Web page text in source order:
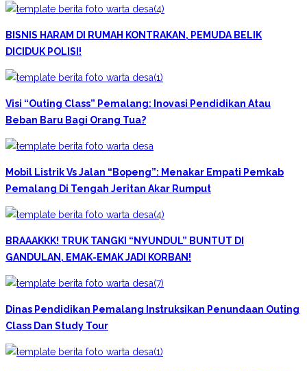
BISNIS HARAM DI RUMAH KONTRAKAN, PEMUDA BELIK
DICIDUK POLISI!
Visi “Outing Class” Pemalang: Inovasi Pendidikan Atau
Beban Baru Bagi Orang Tua?
Mobil Listrik Vs Jalan “Bopeng”: Menakar Empati Pemkab
Pemalang Di Tengah Jeritan Akar Rumput
BRAAAKKK! TRUK TANGKI “NYUNDUL” BUNTUT DI
GANDULAN, EMAK-EMAK JADI KORBAN!
Dinas Pendidikan Pemalang Instruksikan Penundaan Outing
Class Dan Study Tour